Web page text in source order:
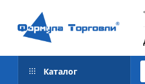
Каталог